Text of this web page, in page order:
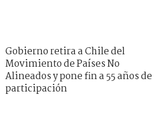
Gobierno retira a Chile del
Movimiento de Países No
Alineados y pone fin a 55 años de
participación